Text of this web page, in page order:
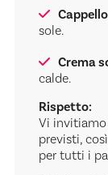
sole.
Crema
calde.
Rispetto:
Vi invitiamo
previsti,
per tutti i